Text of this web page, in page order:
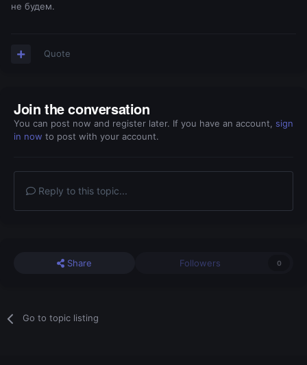
не будем.
Quote
Join the conversation
You can post now and register later. If you have an account, sign
in now to post with your account.
Reply to this topic...
Share Followers 0
Go to topic listing